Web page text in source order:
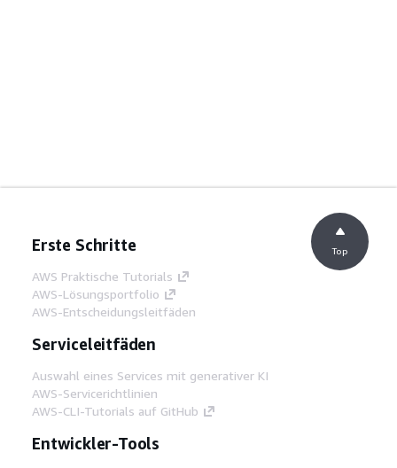
Erste Schritte
AWS Praktische Tutorials
AWS-Lösungsportfolio
AWS-Entscheidungsleitfäden
Serviceleitfäden
Auswahl eines Services mit generativer KI
AWS-Servicerichtlinien
AWS-CLI-Tutorials auf GitHub
Entwickler-Tools
Top